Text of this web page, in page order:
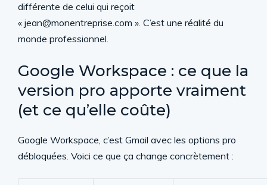
différente de celui qui reçoit
« jean@monentreprise.com ». C’est une réalité du
monde professionnel.
Google Workspace : ce que la
version pro apporte vraiment
(et ce qu’elle coûte)
Google Workspace, c’est Gmail avec les options pro
débloquées. Voici ce que ça change concrètement :